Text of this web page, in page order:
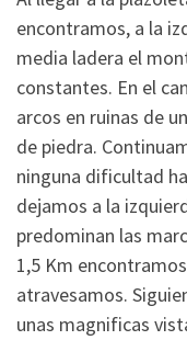
encontramos, a la
media ladera el
constantes. En el
arcos en ruinas de
de piedra.
ninguna dificultad
dejamos a la
predominan las
1,5 Km
atravesamos.
unas magnificas